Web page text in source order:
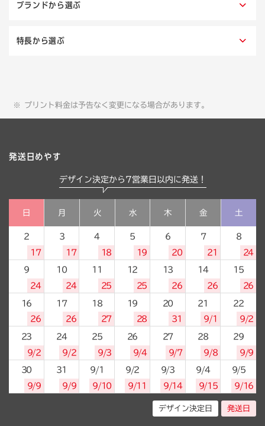
ブランドから選ぶ
特長から選ぶ
プリント料金は予告なく変更になる場合があります。
発送日めやす
デザイン決定から7営業日以内に発送！
日 月 火 水 木 金 土
2
17
3
17
4
18
5
19
6
20
7
21
8
24
9
24
10
24
11
25
12
25
13
26
14
26
15
26
16
26
17
26
18
27
19
28
20
31
21
9/1
22
9/2
23
9/2
24
9/2
25
9/3
26
9/4
27
9/7
28
9/8
29
9/9
30
9/9
31
9/9
9/1
9/10
9/2
9/11
9/3
9/14
9/4
9/15
9/5
9/16
デザイン決定日 発送日